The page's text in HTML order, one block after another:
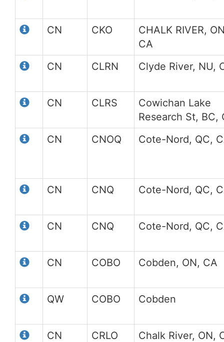
CN CKO
CHALK RIVER,
CA
CN
CLRN Clyde River, NU,
CN CLRS
Cowichan Lake
Research St, BC,
CN
CNOQ Cote-Nord, QC,
CN CNQ Cote-Nord, QC,
CN CNQ Cote-Nord, QC,
CN COBO Cobden, ON, CA
QW COBO Cobden
CN CRLO Chalk River, ON,